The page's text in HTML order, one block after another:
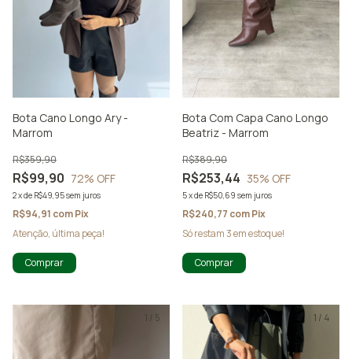
Bota Cano Longo Ary -
Marrom
R$99,90
R$359,90
72% OFF
2xde R$49,95sem juros
R$94,91 comPix
Atenção, última peça!
Comprar
Bota Com Capa Cano Longo
Beatriz - Marrom
R$253,44
R$389,90
35% OFF
5xde R$50,69 sem juros
R$240,77 comPix
Só restam3em estoque!
Comprar
1 / 5 1 / 4